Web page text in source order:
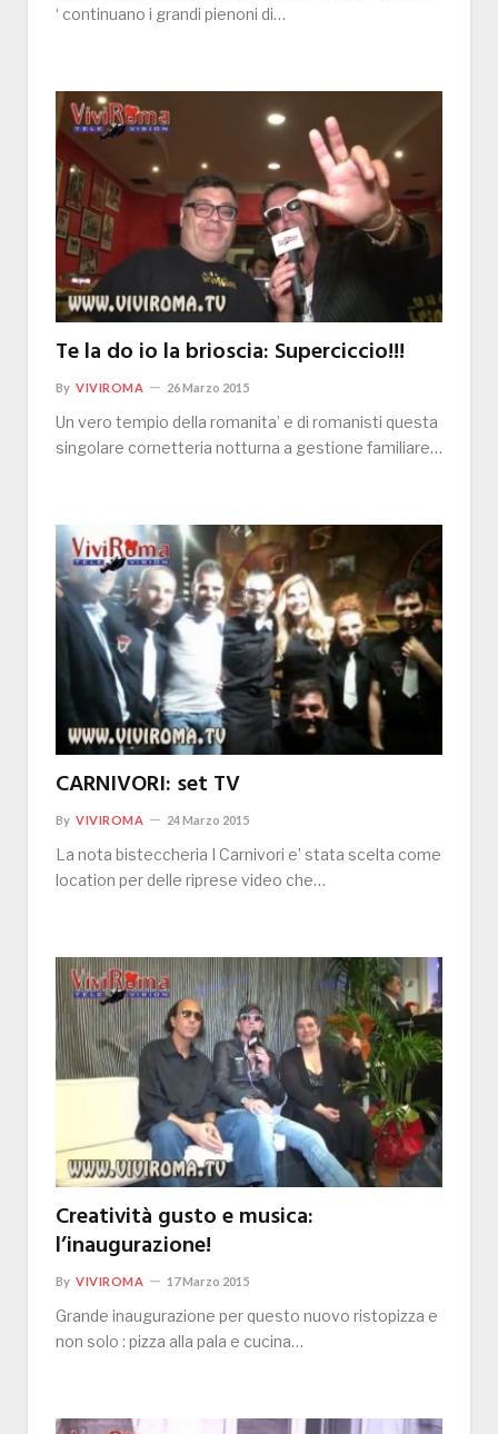
‘ continuano i grandi pienoni di…
Te la do io la brioscia: Superciccio!!!
By VIVIROMA 26 Marzo 2015
Un vero tempio della romanita’ e di romanisti questa
singolare cornetteria notturna a gestione familiare…
CARNIVORI: set TV
By VIVIROMA 24 Marzo 2015
La nota bisteccheria I Carnivori e’ stata scelta come
location per delle riprese video che…
Creatività gusto e musica:
l’inaugurazione!
By VIVIROMA 17 Marzo 2015
Grande inaugurazione per questo nuovo ristopizza e
non solo : pizza alla pala e cucina…